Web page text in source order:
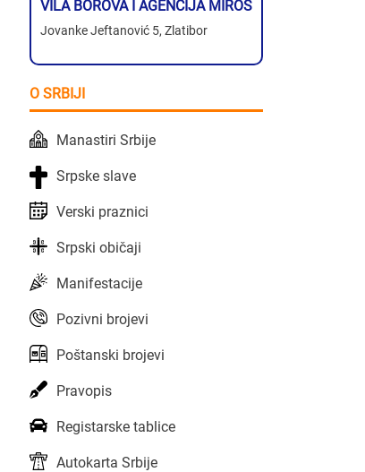
VILA BOROVA I AGENCIJA MIROS
Jovanke Jeftanović 5, Zlatibor
O SRBIJI
Manastiri Srbije
Srpske slave
Verski praznici
Srpski običaji
Manifestacije
Pozivni brojevi
Poštanski brojevi
Pravopis
Registarske tablice
Autokarta Srbije